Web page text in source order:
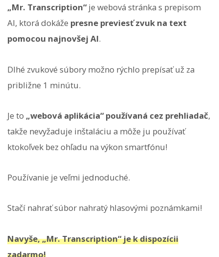
„Mr. Transcription“je webová stránka s prepisom
AI, ktorá dokáže presne previesť zvuk na text
pomocou najnovšej AI.
Dlhé zvukové súbory možno rýchlo prepísať už za
približne 1 minútu.
Je to „webová aplikácia“ používaná cez prehliadač,
takže nevyžaduje inštaláciu a môže ju používať
ktokoľvek bez ohľadu na výkon smartfónu!
Používanie je veľmi jednoduché.
Stačí nahrať súbor nahratý hlasovými poznámkami!
Navyše, „Mr. Transcription“ je k dispozícii
zadarmo!